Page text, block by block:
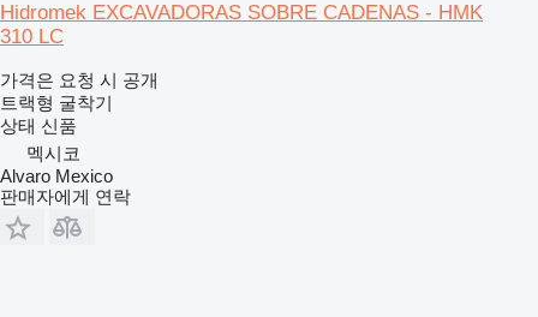
Hidromek EXCAVADORAS SOBRE CADENAS - HMK
310 LC
가격은 요청 시 공개
트랙형 굴착기
상태 신품
멕시코
Alvaro Mexico
판매자에게 연락